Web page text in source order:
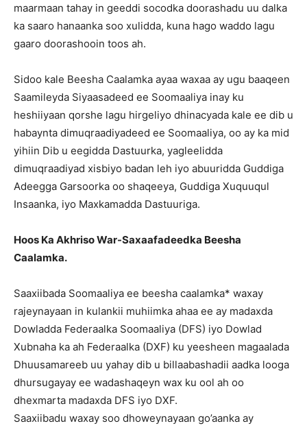
maarmaan tahay in geeddi socodka doorashadu uu dalka
ka saaro hanaanka soo xulidda, kuna hago waddo lagu
gaaro doorashooin toos ah.
Sidoo kale Beesha Caalamka ayaa waxaa ay ugu baaqeen
Saamileyda Siyaasadeed ee Soomaaliya inay ku
heshiiyaan qorshe lagu hirgeliyo dhinacyada kale ee dib u
habaynta dimuqraadiyadeed ee Soomaaliya, oo ay ka mid
yihiin Dib u eegidda Dastuurka, yagleelidda
dimuqraadiyad xisbiyo badan leh iyo abuuridda Guddiga
Adeegga Garsoorka oo shaqeeya, Guddiga Xuquuqul
Insaanka, iyo Maxkamadda Dastuuriga.
Hoos Ka Akhriso War-Saxaafadeedka Beesha
Caalamka.
Saaxiibada Soomaaliya ee beesha caalamka* waxay
rajeynayaan in kulankii muhiimka ahaa ee ay madaxda
Dowladda Federaalka Soomaaliya (DFS) iyo Dowlad
Xubnaha ka ah Federaalka (DXF) ku yeesheen magaalada
Dhuusamareeb uu yahay dib u billaabashadii aadka looga
dhursugayay ee wadashaqeyn wax ku ool ah oo
dhexmarta madaxda DFS iyo DXF.
Saaxiibadu waxay soo dhoweynayaan go’aanka ay